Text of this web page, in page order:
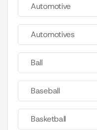
Automotive
Automotives
Ball
Baseball
Basketball